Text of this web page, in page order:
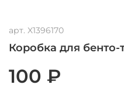
арт. X1396170
Коробка для бенто-
100 ₽